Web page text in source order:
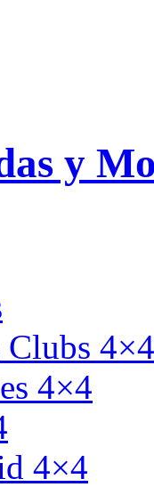
y
4×4
4×4
4×4